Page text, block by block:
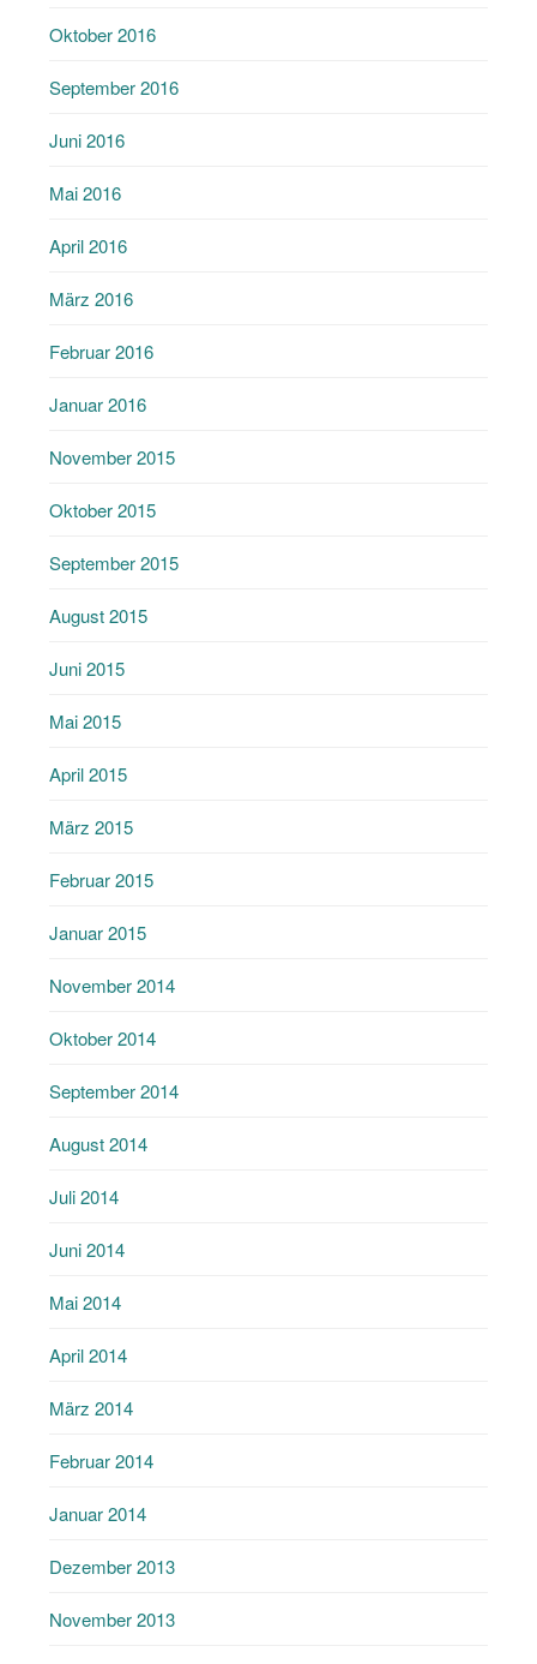
Oktober 2016
September 2016
Juni 2016
Mai 2016
April 2016
März 2016
Februar 2016
Januar 2016
November 2015
Oktober 2015
September 2015
August 2015
Juni 2015
Mai 2015
April 2015
März 2015
Februar 2015
Januar 2015
November 2014
Oktober 2014
September 2014
August 2014
Juli 2014
Juni 2014
Mai 2014
April 2014
März 2014
Februar 2014
Januar 2014
Dezember 2013
November 2013